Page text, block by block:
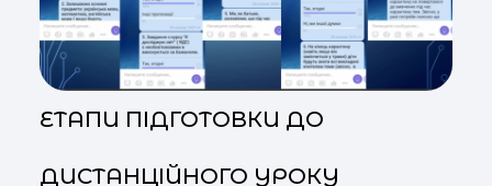
ЕТАПИ ПІДГОТОВКИ ДО
ДИСТАНЦІЙНОГО УРОКУ